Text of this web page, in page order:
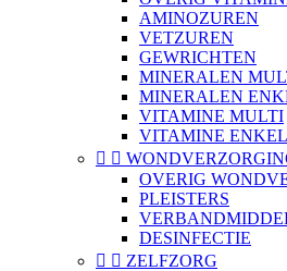
AMINOZUREN
VETZUREN
GEWRICHTEN
MINERALEN
MINERALEN
VITAMINE MULTI
VITAMINE ENKEL
 
OVERIG
PLEISTERS
DESINFECTIE
  ZELFZORG